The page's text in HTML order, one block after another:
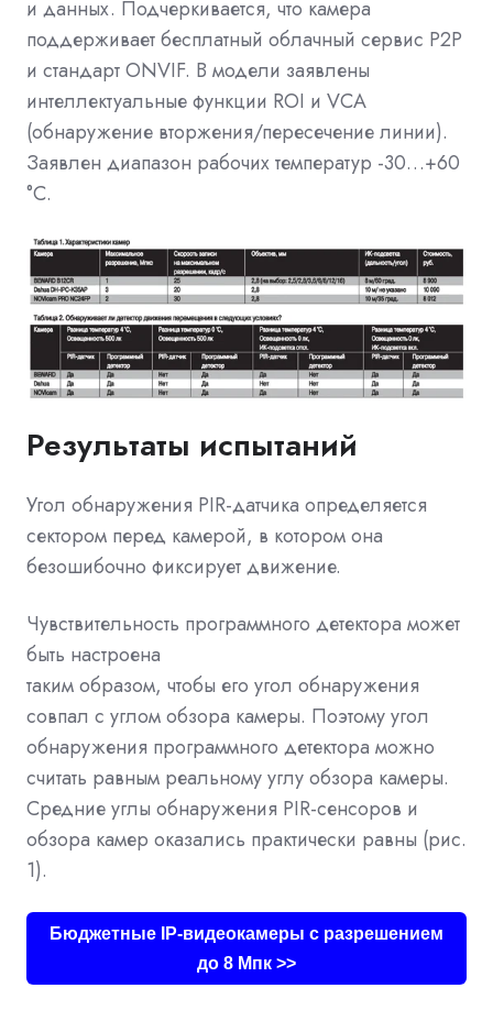
и данных. Подчеркивается, что камера
поддерживает бесплатный облачный сервис P2P
и стандарт ONVIF. В модели заявлены
интеллектуальные функции ROI и VCA
(обнаружение вторжения/пересечение линии).
Заявлен диапазон рабочих температур -30…+60
°C.
Результаты испытаний
Угол обнаружения PIR-датчика определяется
сектором перед камерой, в котором она
безошибочно фиксирует движение.
Чувствительность программного детектора может
быть настроена
таким образом, чтобы его угол обнаружения
совпал с углом обзора камеры. Поэтому угол
обнаружения программного детектора можно
считать равным реальному углу обзора камеры.
Средние углы обнаружения PIR-сенсоров и
обзора камер оказались практически равны (рис.
1).
Бюджетные IP-видеокамеры с разрешением
до 8 Мпк >>